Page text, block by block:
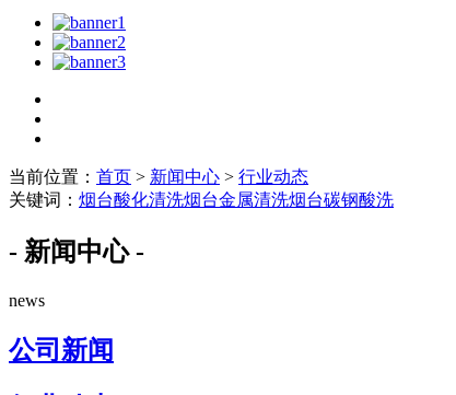
当前位置： 首页 > 新闻中心 > 行业动态
关键词： 烟台酸化清洗烟台金属清洗烟台碳钢酸洗
- 新闻中心 -
news
公司新闻